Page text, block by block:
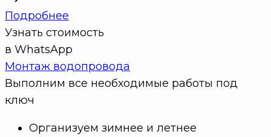
Подробнее
Узнать стоимость
в WhatsApp
Монтаж водопровода
Выполним все необходимые работы под
ключ
Организуем зимнее и летнее